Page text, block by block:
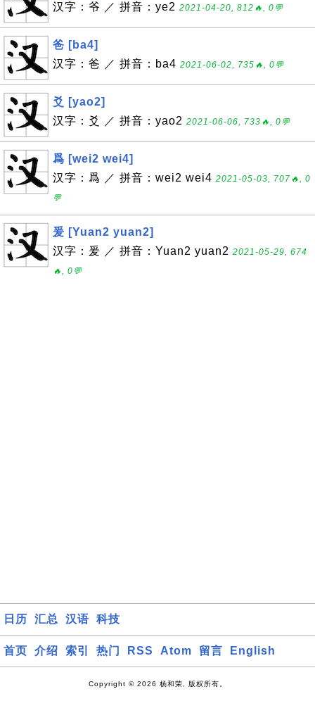
汉字：爷 ／ 拼音：ye2 2021-04-20, 812🔥, 0💬
爸 [ba4]
汉字：爸 ／ 拼音：ba4 2021-06-02, 735🔥, 0💬
爻 [yao2]
汉字：爻 ／ 拼音：yao2 2021-06-06, 733🔥, 0💬
爲 [wei2 wei4]
汉字：爲 ／ 拼音：wei2 wei4 2021-05-03, 707🔥, 0
💬
爰 [Yuan2 yuan2]
汉字：爰 ／ 拼音：Yuan2 yuan2 2021-05-29, 674
🔥, 0💬
日历 汇总 汉语 科技
首页 介绍 索引 热门 RSS Atom 留言 English
Copyright © 2026 杨和荣, 版权所有。